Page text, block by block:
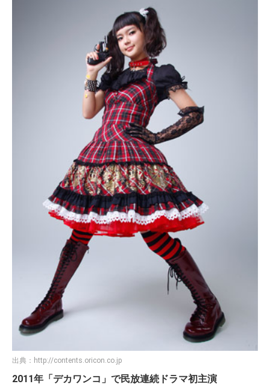
出典： http://contents.oricon.co.jp
2011年「デカワンコ」で民放連続ドラマ初主演